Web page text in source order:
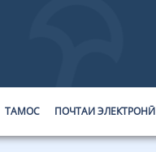
ТАМОС ПОЧТАИ ЭЛЕКТРОНӢ